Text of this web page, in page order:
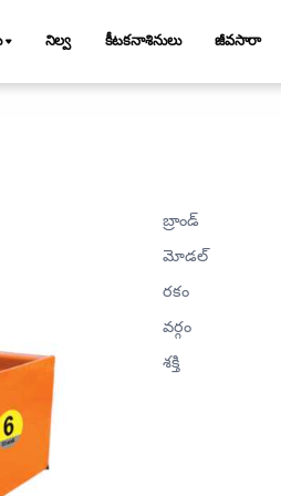
నిల్వ కీటకనాశినులు జీవసారా
బ్రాండ్
మోడల్
రకం
వర్గం
శక్తి